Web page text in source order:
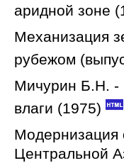
аридной зоне
Механизация
рубежом
Мичурин Б.Н. -
влаги (1975)
Модернизация
Центральной